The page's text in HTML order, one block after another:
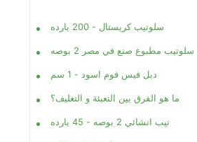
سلوتيب كريستال - 200 يارده
سلوتيب مطبوع صنع في مصر 2 بوصه
دبل فيس فوم اسود - 1 سم
ما هو الفرق بين التعبئة و التغليف؟
تيب انشائي 2 بوصه - 45 يارده